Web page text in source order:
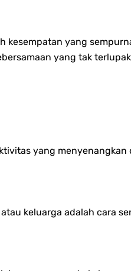
yang
yang tak
yang menyenangkan
keluarga adalah cara